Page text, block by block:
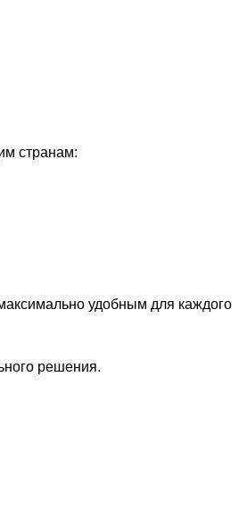
странам:
удобным для каждого
решения.